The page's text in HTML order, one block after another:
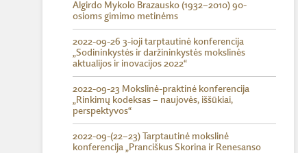
Algirdo Mykolo Brazausko (1932–2010) 90-
osioms gimimo metinėms
2022-09-26 3-ioji tarptautinė konferencija
„Sodininkystės ir daržininkystės mokslinės
aktualijos ir inovacijos 2022“
2022-09-23 Mokslinė-praktinė konferencija
„Rinkimų kodeksas – naujovės, iššūkiai,
perspektyvos“
2022-09-(22–23) Tarptautinė mokslinė
konferencija „Pranciškus Skorina ir Renesanso